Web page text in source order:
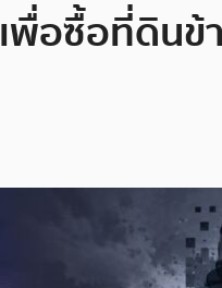
อซื้อที่ดินข้